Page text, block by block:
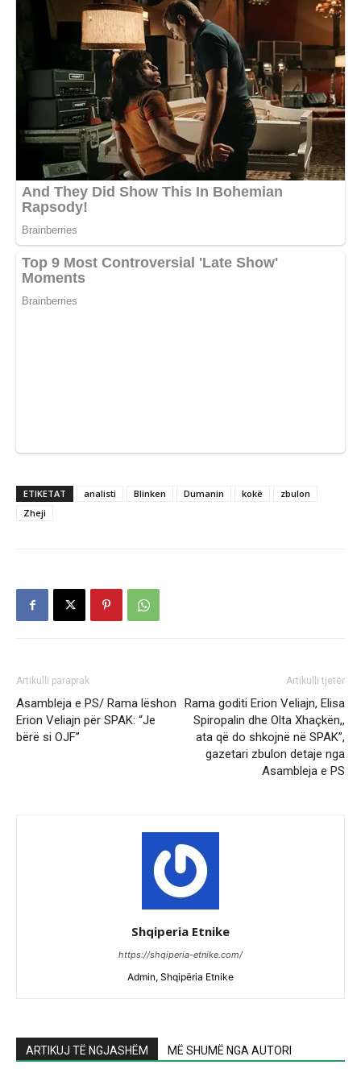
ETIKETAT analisti Blinken Dumanin kokë
zbulon
Zheji
Artikulli paraprak
Asambleja e PS/ Rama lëshon
Erion Veliajn për SPAK: “Je
bërë si OJF”
Artikulli tjetër
Rama goditi Erion Veliajn, Elisa
Spiropalin dhe Olta Xhaçkën,,
ata që do shkojnë në SPAK”,
gazetari zbulon detaje nga
Asambleja e PS
Shqiperia Etnike
https://shqiperia-etnike.com/
Admin, Shqipëria Etnike
ARTIKUJ TË NGJASHËM MË SHUMË NGA AUTORI